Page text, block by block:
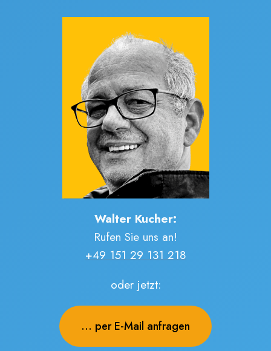
Walter Kucher:
Rufen Sie uns an!
+49 151 29 131 218
oder jetzt:
... per E-Mail anfragen